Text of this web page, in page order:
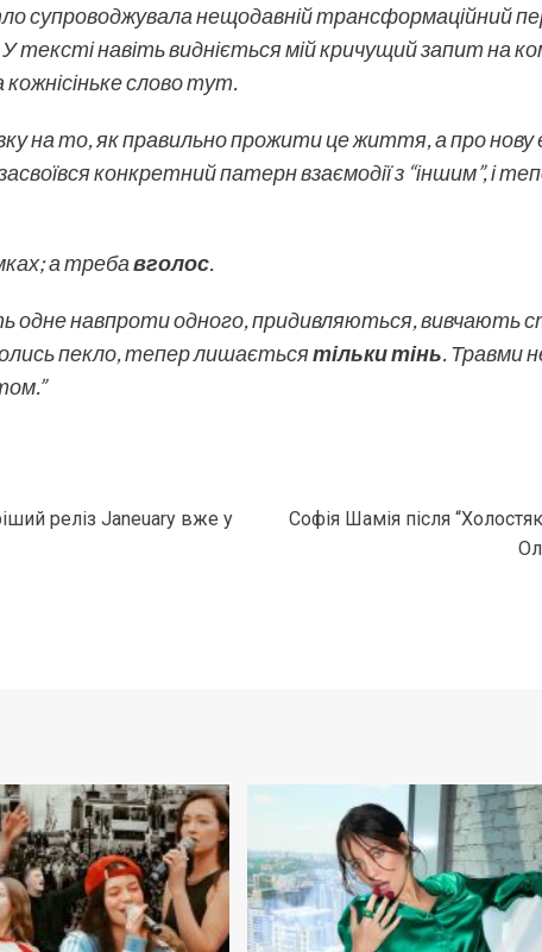
супроводжувала нещодавній трансформаційний
тексті навіть видніється мій кричущий запит на
слово тут.
на то, як правильно прожити це життя, а про
конкретний патерн взаємодії з “іншим”, і
а требавголос.
одне навпроти одного, придивляються, вивчають
пекло, тепер лишаєтьсятільки тінь. Травми
реліз Janeuary вже у
Софія Шамія після